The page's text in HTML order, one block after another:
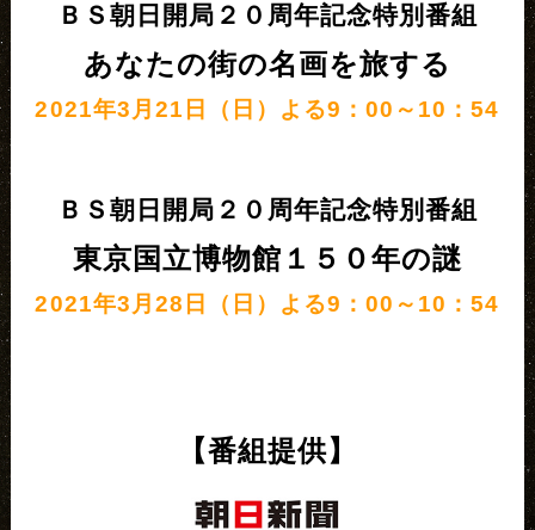
ＢＳ朝日開局２０周年記念特別番組
あなたの街の名画を旅する
2021年3月21日（日）よる9：00～10：54
ＢＳ朝日開局２０周年記念特別番組
東京国立博物館１５０年の謎
2021年3月28日（日）よる9：00～10：54
【番組提供】